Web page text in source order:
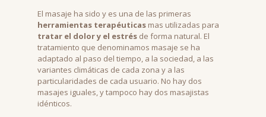
El masaje ha sido y es una de las primeras
herramientas terapéuticas mas utilizadas para
tratar el dolor y el estrés de forma natural. El
tratamiento que denominamos masaje se ha
adaptado al paso del tiempo, a la sociedad, a las
variantes climáticas de cada zona y a las
particularidades de cada usuario. No hay dos
masajes iguales, y tampoco hay dos masajistas
idénticos.